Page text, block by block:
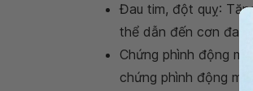
Đau tim, đột quỵ:
thể dẫn đến cơn đau
Chứng phình động
chứng phình động